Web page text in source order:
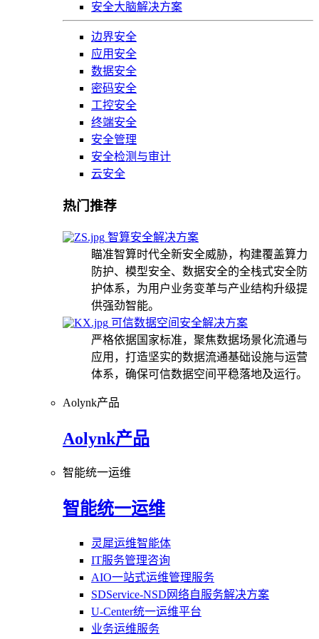
安全大脑解决方案
边界安全
应用安全
数据安全
密码安全
工控安全
终端安全
安全管理
安全检测与审计
云安全
热门推荐
智算安全解决方案
瞄准智算时代全新安全威胁，构建覆盖算力
防护、模型安全、数据安全的全栈式安全防
护体系，为用户业务变革与产业结构升级提
供强劲智能。
可信数据空间安全解决方案
严格依据国家标准，聚焦数据场景化流通与
应用，打造坚实的数据流通基础设施与运营
体系，确保可信数据空间平稳落地及运行。
Aolynk产品
Aolynk产品
智能统一运维
智能统一运维
灵犀运维智能体
IT服务管理咨询
AIO一站式运维管理服务
SDService-NSD网络自服务解决方案
U-Center统一运维平台
业务运维服务